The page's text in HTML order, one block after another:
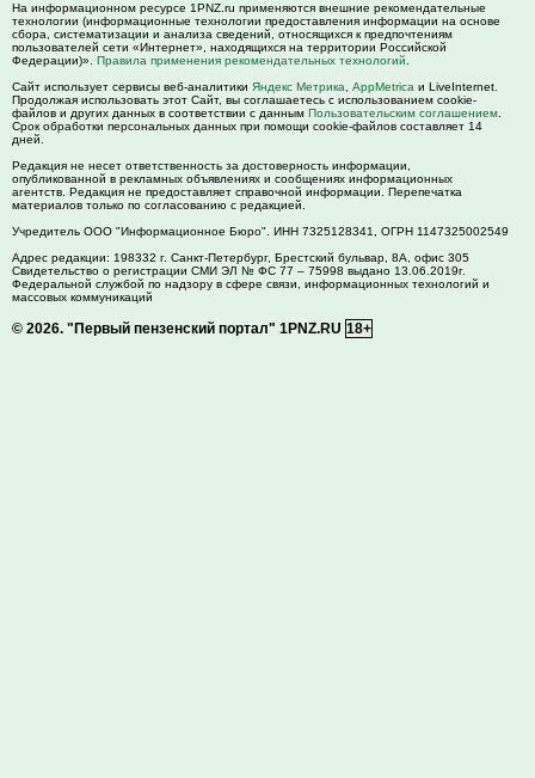
На информационном ресурсе 1PNZ.ru применяются внешние рекомендательные
технологии (информационные технологии предоставления информации на основе
сбора, систематизации и анализа сведений, относящихся к предпочтениям
пользователей сети «Интернет», находящихся на территории Российской
Федерации)». Правила применения рекомендательных технологий
Сайт использует сервисы веб-аналитики Яндекс Метрика AppMetrica и LiveInternet.
Продолжая использовать этот Сайт, вы соглашаетесь с использованием cookie-
файлов и других данных в соответствии с данным Пользовательским соглашением
Срок обработки персональных данных при помощи cookie-файлов составляет 14
дней.
Редакция не несет ответственность за достоверность информации,
опубликованной в рекламных объявлениях и сообщениях информационных
агентств. Редакция не предоставляет справочной информации. Перепечатка
материалов только по согласованию с редакцией.
Учредитель ООО "Информационное Бюро". ИНН 7325128341, ОГРН 1147325002549
Адрес редакции: 198332 г. Санкт-Петербург, Брестский бульвар, 8А, офис 305
Свидетельство о регистрации СМИ ЭЛ № ФС 77 – 75998 выдано 13.06.2019г.
Федеральной службой по надзору в сфере связи, информационных технологий и
массовых коммуникаций
© 2026. "Первый пензенский портал" 1PNZ.RU 18+